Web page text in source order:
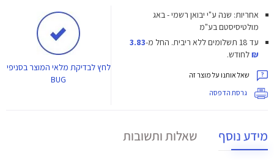
אחריות: שנה ע"י יבואן רשמי - באג
מולטיסיסטם בע"מ
עד 18 תשלומים ללא ריבית.
החל מ-3.83
₪לחודש.
שאל אותנו על מוצר זה
גרסת הדפסה
לחץלבדיקת מלאי המוצר בסניפי
BUG
מידע נוסף שאלות ותשובות